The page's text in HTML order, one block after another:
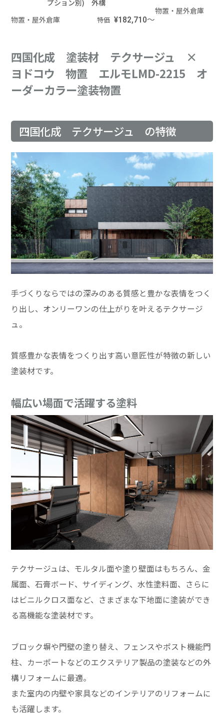
プション別) 外構
物置・屋外倉庫
特価 ¥182,710～
物置・屋外倉庫
四国化成 塗装材 テクサージュ ×
ヨドコウ 物置 エルモLMD-2215 オ
ーダーカラー塗装物置
四国化成 テクサージュ の特徴
手づくりならではの深みのある質感と豊かな表情をつく
り出し、オンリーワンの仕上がりを叶えるテクサージ
ュ。
質感豊かな表情をつくり出す高い意匠性が特徴の新しい
塗装材です。
幅広い場面で活躍する塗料
テクサージュは、モルタル面や塗り壁面はもちろん、金
属面、石膏ボード、サイディング、水性塗料面、さらに
はビニルクロス面など、さまざまな下地面に塗装ができ
る高機能な塗装材です。
ブロック塀や門壁の塗り替え、フェンスやポスト機能門
柱、カーポートなどのエクステリア製品の塗装などの外
構リフォームに最適。
また室内の内壁や家具などのインテリアのリフォームに
も活躍します。